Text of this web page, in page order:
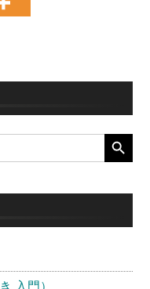
SEARCH
入門）